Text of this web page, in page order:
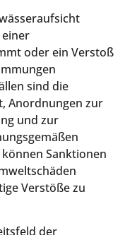
oder ein Verstoß
sind die
Anordnungen zur
und zur
Sanktionen
Verstöße zu
der